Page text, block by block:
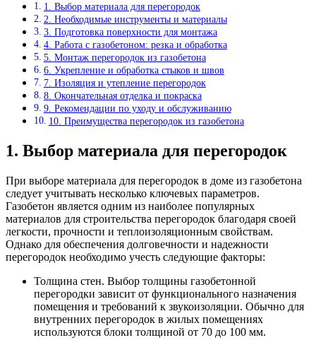
1. Выбор материала для перегородок
2. Необходимые инструменты и материалы
3. Подготовка поверхности для монтажа
4. Работа с газобетоном: резка и обработка
5. Монтаж перегородок из газобетона
6. Укрепление и обработка стыков и швов
7. Изоляция и утепление перегородок
8. Окончательная отделка и покраска
9. Рекомендации по уходу и обслуживанию
10. Преимущества перегородок из газобетона
1. Выбор материала для перегородок
При выборе материала для перегородок в доме из газобетона
следует учитывать несколько ключевых параметров.
Газобетон является одним из наиболее популярных
материалов для строительства перегородок благодаря своей
легкости, прочности и теплоизоляционным свойствам.
Однако для обеспечения долговечности и надежности
перегородок необходимо учесть следующие факторы:
Толщина стен. Выбор толщины газобетонной
перегородки зависит от функционального назначения
помещения и требований к звукоизоляции. Обычно для
внутренних перегородок в жилых помещениях
используются блоки толщиной от 70 до 100 мм.